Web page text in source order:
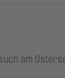
am